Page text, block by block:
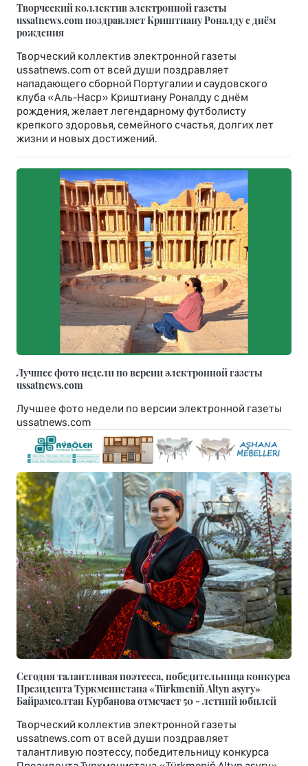
Творческий коллектив электронной газеты
ussatnews.com поздравляет Криштиану Роналду с днём
рождения
Творческий коллектив электронной газеты
ussatnews.com от всей души поздравляет
нападающего сборной Португалии и саудовского
клуба «Аль-Наср» Криштиану Роналду с днём
рождения, желает легендарному футболисту
крепкого здоровья, семейного счастья, долгих лет
жизни и новых достижений.
Лучшее фото недели по версии электронной газеты
ussatnews.com
Лучшее фото недели по версии электронной газеты
ussatnews.com
Сегодня талантливая поэтесса, победительница конкурса
Президента Туркменистана «Türkmeniň Altyn asyry»
Байрамсолтан Курбанова отмечает 50 - летний юбилей
Творческий коллектив электронной газеты
ussatnews.com от всей души поздравляет
талантливую поэтессу, победительницу конкурса